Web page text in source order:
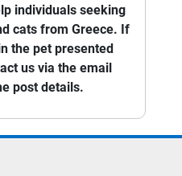
individuals seeking
cats from Greece. If
the pet presented
us via the email
post details.